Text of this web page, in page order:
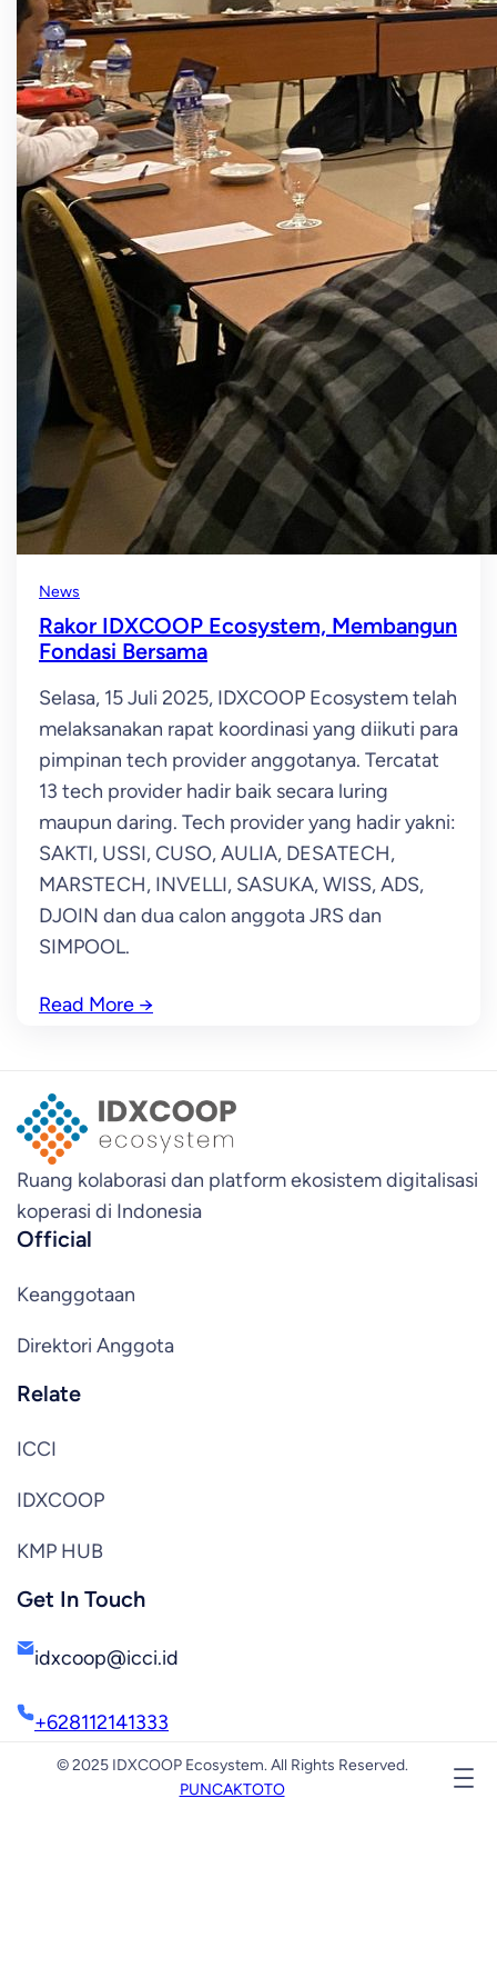
News
Rakor IDXCOOP Ecosystem, Membangun
Fondasi Bersama
Selasa, 15 Juli 2025, IDXCOOP Ecosystem telah
melaksanakan rapat koordinasi yang diikuti para
pimpinan tech provider anggotanya. Tercatat
13 tech provider hadir baik secara luring
maupun daring. Tech provider yang hadir yakni:
SAKTI, USSI, CUSO, AULIA, DESATECH,
MARSTECH, INVELLI, SASUKA, WISS, ADS,
DJOIN dan dua calon anggota JRS dan
SIMPOOL.
Read More →
Ruang kolaborasi dan platform ekosistem digitalisasi
koperasi di Indonesia
Official
Keanggotaan
Direktori Anggota
Relate
ICCI
IDXCOOP
KMP HUB
Get In Touch
idxcoop@icci.id
+628112141333
© 2025 IDXCOOP Ecosystem. All Rights Reserved.
PUNCAKTOTO